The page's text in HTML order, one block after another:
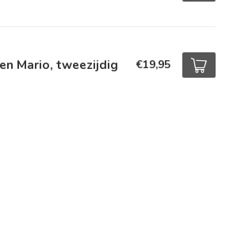
Mario, tweezijdig €19,95